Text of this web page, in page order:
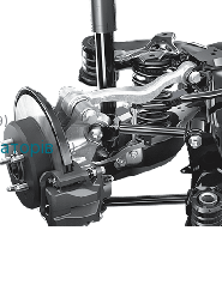
(7)